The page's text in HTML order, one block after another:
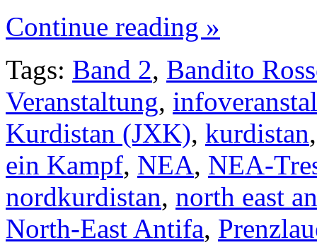
Continue reading »
Tags: Band 2, Bandito
Veranstaltung,
Kurdistan (JXK), kurdistan
ein Kampf, NEA, NEA-
nordkurdistan, north east
North-East Antifa,